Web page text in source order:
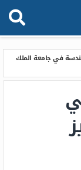
في جامعة الملك